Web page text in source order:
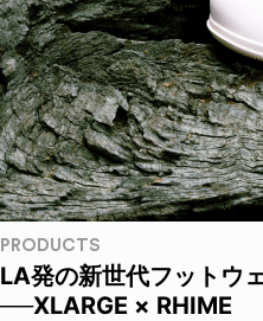
PRODUCTS
LA発の新世代フットウ
──XLARGE × RHIME